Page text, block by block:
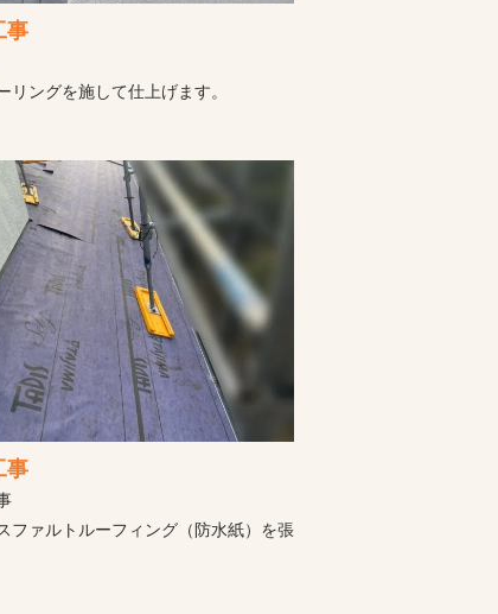
事
リングを施して仕上げます。
事
ファルトルーフィング（防水紙）を張